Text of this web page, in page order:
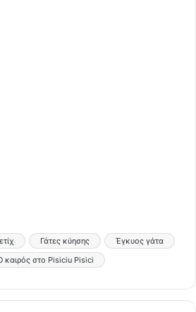
Γάτες κύησης
Έγκυος γάτα
καιρός στο Pisiciu Pisici